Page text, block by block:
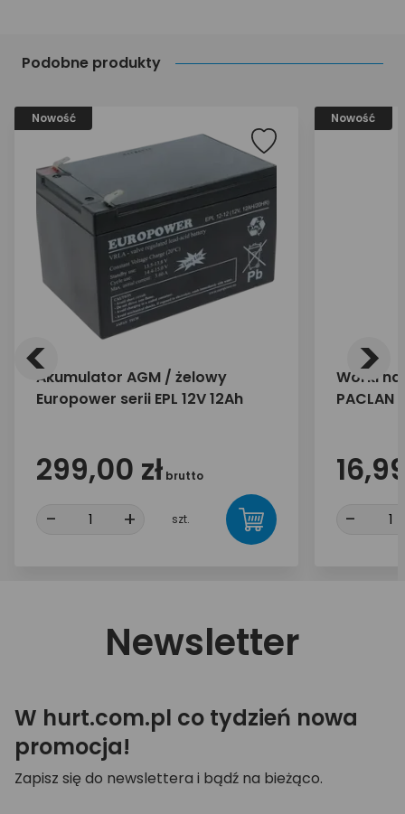
Podobne produkty
Nowość
Akumulator AGM / żelowy
Europower serii EPL 12V 12Ah
299,00 zł brutto
- + szt.
Nowość
Worki
PACLAN
-
< >
Newsletter
W hurt.com.pl co tydzień nowa
promocja!
Zapisz się do newslettera i bądź na bieżąco.